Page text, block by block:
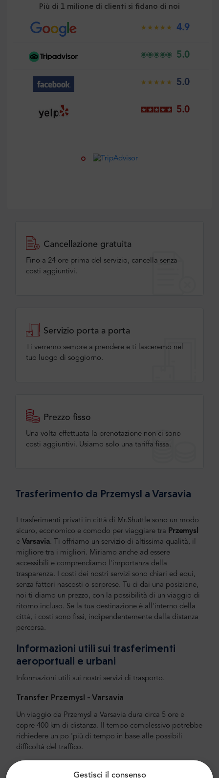
Gestisci il consenso
Più di 1 milione di clienti si fidano di noi
4.9
5.0
5.0
5.0
Cancellazione gratuita
Fino a 24 ore prima del servizio, cancella senza
costi aggiuntivi.
Servizio porta a porta
Ti verremo sempre a prendere e ti lasceremo nel
tuo luogo di soggiorno.
Prezzo fisso
Una volta effettuata la prenotazione non ci sono
costi aggiuntivi. Usiamo solo una tariffa fissa.
Trasferimento da Przemysl a Varsavia
I trasferimenti privati in città di Mr.Shuttle sono un modo
sicuro, economico e comodo per viaggiare tra Przemysl
e Varsavia. Ti offriamo un servizio di altissima qualità, il
migliore tra i migliori. Miriamo anche ad essere
accessibili e comprendiamo l'importanza della
trasparenza. I costi dei nostri servizi sono chiari ed equi,
senza fattori nascosti o sorprese. Tu ci dai una posizione,
noi ti diamo un prezzo, con la possibilità di un viaggio di
ritorno incluso. Se la tua destinazione è all'interno della
città, i costi sono fissi, indipendentemente dalla distanza
percorsa.
Informazioni utili sui trasferimenti
aeroportuali e urbani
Informazioni utili sui nostri servizi di trasporto.
Transfer Przemysl - Varsavia
Un viaggio da Przemysl a Varsavia dura circa 5 ore e
copre 400 km di distanza. Il tempo complessivo potrebbe
richiedere un po 'più di tempo in base alle possibili
difficoltà del traffico.
Trasferimento aeroporto e città